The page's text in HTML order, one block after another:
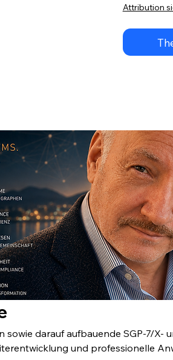
Attribution
sowie darauf aufbauende SGP-7/X-
und professionelle